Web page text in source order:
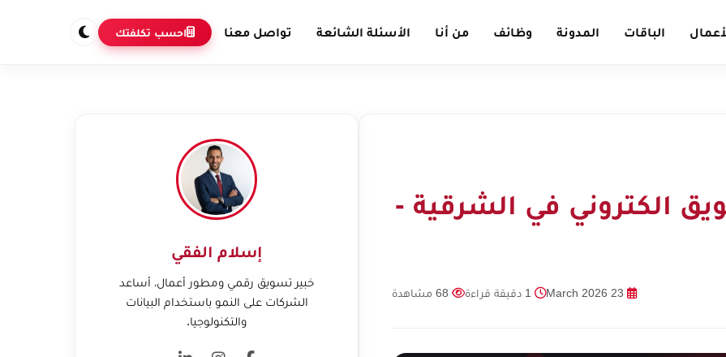
الباقات المدونة وظائف من أنا الأسئلة الشائعة تواصل معنا احسب تكلفتك
الكتروني في الشرقية -
إسلام الفقي
خبير تسويق رقمي ومطور أعمال، أساعد
الشركات على النمو باستخدام البيانات
والتكنولوجيا.